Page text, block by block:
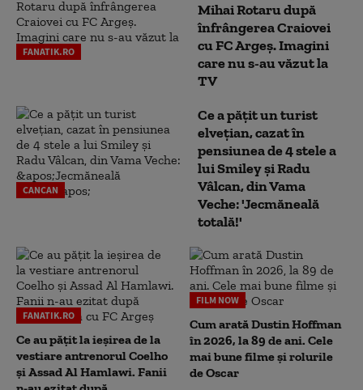
FANATIK.RO
Mihai Rotaru după
înfrângerea Craiovei
cu FC Argeș. Imagini
care nu s-au văzut la
TV
CANCAN
Ce a pățit un turist
elvețian, cazat în
pensiunea de 4 stele a
lui Smiley și Radu
Vâlcan, din Vama
Veche: 'Jecmăneală
totală!'
FANATIK.RO
Ce au pățit la ieșirea de la
vestiare antrenorul Coelho
și Assad Al Hamlawi. Fanii
FILM NOW
Cum arată Dustin Hoffman
în 2026, la 89 de ani. Cele
mai bune filme și rolurile
de Oscar